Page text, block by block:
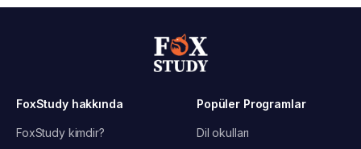
FoxStudy hakkında
FoxStudy kimdir?
Popüler Programlar
Dil okulları